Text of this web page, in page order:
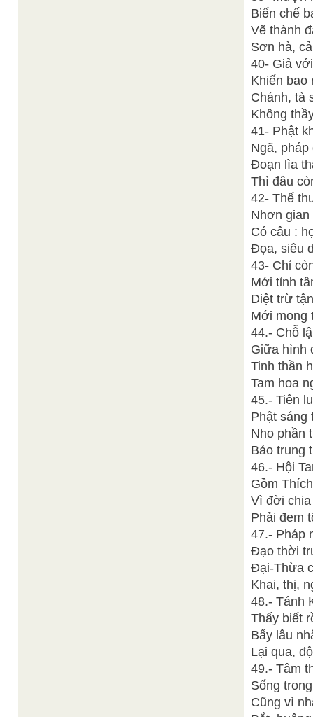
Biến chế
Vẽ thành
Sơn hà,
40- Giả
Khiến
Chánh, tà
Không
41- Phật
Ngã, pháp
Đoạn lìa
Thì đâu
42- Thế
Nhơn
Có câu :
Đọa, siêu
43- Chỉ
Mới tỉnh
Diệt trừ
Mới mong
44.- Chỗ
Giữa hình
Tinh thần
Tam hoa
45.- Tiên
Phật sáng
Nho phần
Bảo trung
46.- Hội
Gồm
Vì đời
Phải đem
47.- Pháp
Đạo thời
Đại-Thừa
Khai, thị,
48.- Tánh
Thấy biết
Bấy lâu
Lại qua,
49.- Tâm
Sống
Cũng vì